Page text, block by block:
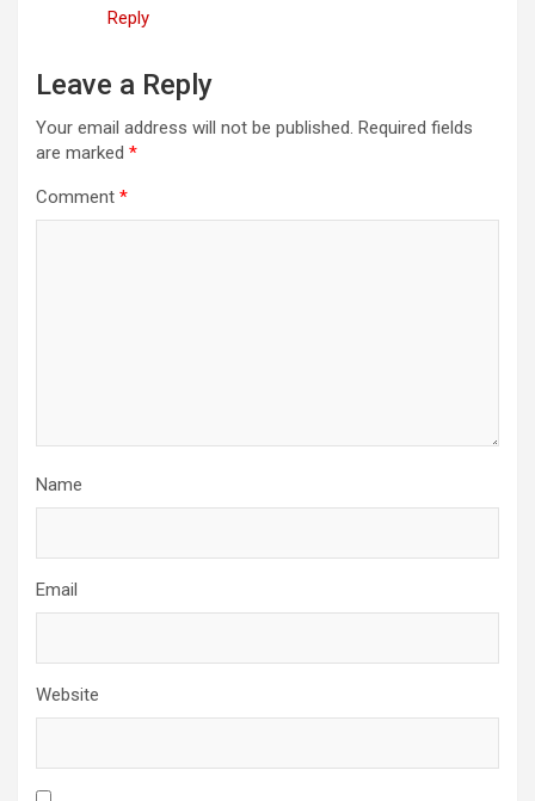
Reply
Leave a Reply
Your email address will not be published. Required fields
are marked *
Comment *
Name
Email
Website